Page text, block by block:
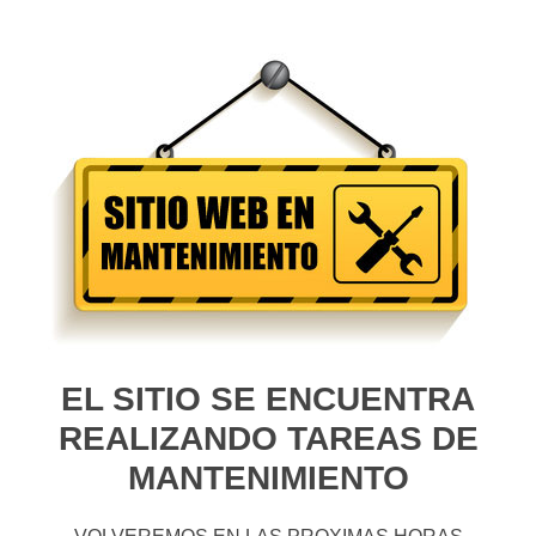
EL SITIO SE ENCUENTRA
REALIZANDO TAREAS DE
MANTENIMIENTO